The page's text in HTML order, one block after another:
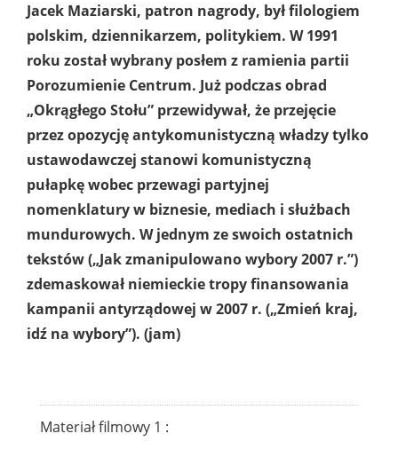
Jacek Maziarski, patron nagrody, był filologiem
polskim, dziennikarzem, politykiem. W 1991
roku został wybrany posłem z ramienia partii
Porozumienie Centrum. Już podczas obrad
„Okrągłego Stołu” przewidywał, że przejęcie
przez opozycję antykomunistyczną władzy tylko
ustawodawczej stanowi komunistyczną
pułapkę wobec przewagi partyjnej
nomenklatury w biznesie, mediach i służbach
mundurowych. W jednym ze swoich ostatnich
tekstów („Jak zmanipulowano wybory 2007 r.”)
zdemaskował niemieckie tropy finansowania
kampanii antyrządowej w 2007 r. („Zmień kraj,
idź na wybory”). (jam)
Materiał filmowy 1 :